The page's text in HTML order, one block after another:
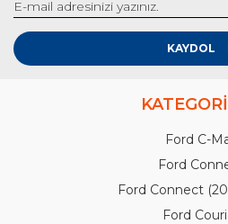
KAYDOL
Ford C-
Ford
Ford Connect
Ford